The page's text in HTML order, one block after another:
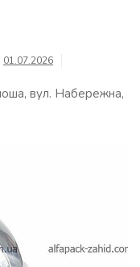
01.07.2026
вул. Набережна,